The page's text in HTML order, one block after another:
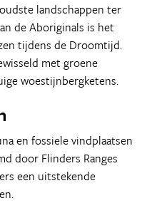
landschappen ter
de Aboriginals is het
tijdens de Droomtijd.
met groene
woestijnbergketens.
en fossiele vindplaatsen
door Flinders Ranges
een uitstekende